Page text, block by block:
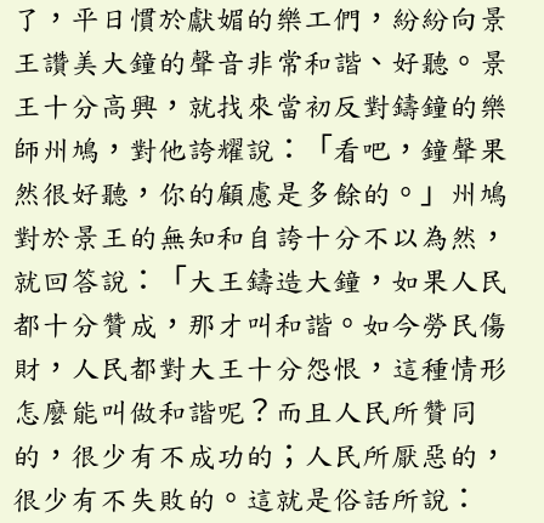
了，平日慣於獻媚的樂工們，紛紛向景
王讚美大鐘的聲音非常和諧、好聽。景
王十分高興，就找來當初反對鑄鐘的樂
師州鳩，對他誇耀說：「看吧，鐘聲果
然很好聽，你的顧慮是多餘的。」州鳩
對於景王的無知和自誇十分不以為然，
就回答說：「大王鑄造大鐘，如果人民
都十分贊成，那才叫和諧。如今勞民傷
財，人民都對大王十分怨恨，這種情形
怎麼能叫做和諧呢？而且人民所贊同
的，很少有不成功的；人民所厭惡的，
很少有不失敗的。這就是俗話所說：